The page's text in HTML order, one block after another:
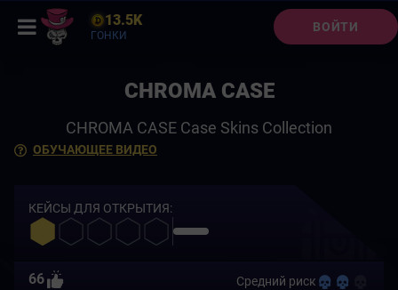
13.5K
ГОНКИ
ВОЙТИ
ОБУЧАЮЩЕЕ ВИДЕО
CHROMA CASE
CHROMA CASE Case Skins Collection
КЕЙСЫ ДЛЯ ОТКРЫТИЯ:
66 Средний риск